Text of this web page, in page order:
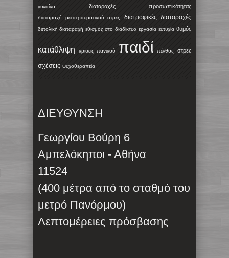
γυναίκα διαταραχές προσωπικότητας
διαταραχή μετατραυματικού στρες διατροφικές διαταραχές
διπολική διαταραχή εθισμός στο διαδίκτυο εργασία ευτυχία θυμός
κατάθλιψη κρίσεις πανικού παιδί πένθος στρες
σχέσεις ψυχοθεραπεία
ΔΙΕΥΘΥΝΣΗ
Γεωργίου Βούρη 6
Αμπελόκηποι - Αθήνα
11524
(400 μέτρα από το σταθμό του
μετρό Πανόρμου)
Λεπτομέρειες πρόσβασης